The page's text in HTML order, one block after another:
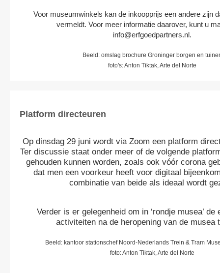
Voor museumwinkels kan de inkoopprijs een andere zijn
vermeldt. Voor meer informatie daarover, kunt u
info@erfgoedpartners.nl.
Beeld: omslag brochure Groninger borgen en
foto's: Anton Tiktak, Arte del Norte
Platform directeuren
Op dinsdag 29 juni wordt via Zoom een platform
Ter discussie staat onder meer of de volgende
gehouden kunnen worden, zoals ook vóór corona
dat men een voorkeur heeft voor digitaal
combinatie van beide als ideaal wordt
Verder is er gelegenheid om in ‘rondje musea’ de
activiteiten na de heropening van de musea
Beeld: kantoor stationschef Noord-Nederlands Trein & Tram
foto: Anton Tiktak, Arte del Norte